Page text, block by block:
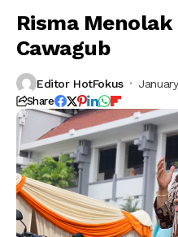
Risma
Cawagub
Editor HotFokus
Share